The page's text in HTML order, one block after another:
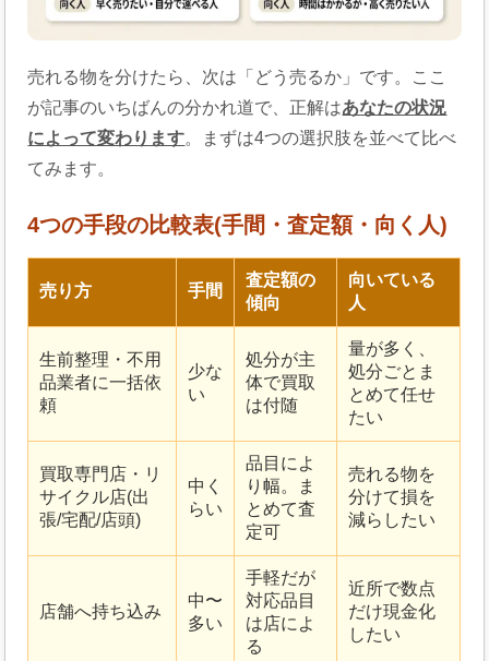
売れる物を分けたら、次は「どう売るか」です。ここ
が記事のいちばんの分かれ道で、正解はあなたの状況
によって変わります。まずは4つの選択肢を並べて比べ
てみます。
4つの手段の比較表(手間・査定額・向く人)
売り方 手間
査定額の
傾向
向いている
人
生前整理・不用
品業者に一括依
頼
少な
い
処分が主
体で買取
は付随
量が多く、
処分ごとま
とめて任せ
たい
買取専門店・リ
サイクル店(出
張/宅配/店頭)
中く
らい
品目によ
り幅。ま
とめて査
定可
売れる物を
分けて損を
減らしたい
店舗へ持ち込み
中〜
多い
手軽だが
対応品目
は店によ
る
近所で数点
だけ現金化
したい